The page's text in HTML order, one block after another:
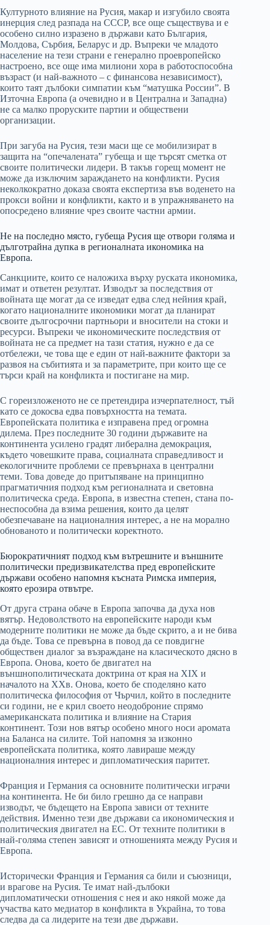
Културното влияние на Русия, макар и изгубило своята
инерция след разпада на СССР, все още съществува и е
особено силно изразено в държави като България,
Молдова, Сърбия, Беларус и др. Въпреки че младото
население на тези страни е генерално проевропейско
настроено, все още има милиони хора в работоспособна
възраст (и най-важното – с финансова независимост),
които таят дълбоки симпатии към “матушка России”. В
Източна Европа (а очевидно и в Централна и Западна)
не са малко проруските партии и обществени
организации.
При загуба на Русия, тези маси ще се мобилизират в
защита на “опечалената” губеща и ще търсят сметка от
своите политически лидери. В такъв горещ момент не
може да изключим зараждането на конфликти. Русия
неколкократно доказа своята експертиза във воденето на
прокси войни и конфликти, както и в упражняването на
опосредено влияние чрез своите частни армии.
Не на последно място, губеща Русия ще отвори голяма и
дълготрайна дупка в регионалната икономика на
Европа.
Санкциите, които се наложиха върху руската икономика,
имат и ответен резултат. Изводът за последствия от
войната ще могат да се изведат едва след нейния край,
когато националните икономики могат да планират
своите дългосрочни партньори и вносители на стоки и
ресурси. Въпреки че икономическите последствия от
войната не са предмет на тази статия, нужно е да се
отбележи, че това ще е един от най-важните фактори за
развоя на събитията и за параметрите, при които ще се
търси край на конфликта и постигане на мир.
С гореизложеното не се претендира изчерпателност, тъй
като се докосва едва повърхността на темата.
Европейската политика е изправена пред огромна
дилема. През последните 30 години държавите на
континента усилено градят либерална демокрация,
където човешките права, социалната справедливост и
екологичните проблеми се превърнаха в централни
теми. Това доведе до притъпяване на принципно
прагматичния подход към регионалната и световна
политическа среда. Европа, в известна степен, стана по-
неспособна да взима решения, които да целят
обезпечаване на националния интерес, а не на морално
обнованото и политически коректното.
Бюрократичният подход към вътрешните и външните
политически предизвикателства пред европейските
държави особено напомня късната Римска империя,
която ерозира отвътре.
От друга страна обаче в Европа започва да духа нов
вятър. Недоволството на европейските народи към
модерните политики не може да бъде скрито, а и не бива
да бъде. Това се превърна в повод да се повдигне
обществен диалог за възраждане на класическото дясно в
Европа. Онова, което бе двигател на
външнополитическата доктрина от края на XIX и
началото на XXв. Онова, което бе споделяно като
политическа философия от Чърчил, който в последните
си години, не е крил своето неодоброние спрямо
американската политика и влияние на Стария
континент. Този нов вятър особено много носи аромата
на Баланса на силите. Той напомня за изконно
европейската политика, която лавираше между
националния интерес и дипломатическия паритет.
Франция и Германия са основните политически играчи
на континента. Не би било грешно да се направи
изводът, че бъдещето на Европа зависи от техните
действия. Именно тези две държави са икономическия и
политическия двигател на ЕС. От техните политики в
най-голяма степен зависят и отношенията между Русия и
Европа.
Исторически Франция и Германия са били и съюзници,
и врагове на Русия. Те имат най-дълбоки
дипломатически отношения с нея и ако някой може да
участва като медиатор в конфликта в Украйна, то това
следва да са лидерите на тези две държави.